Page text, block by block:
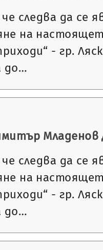
следва да се
на
- гр.
до…
следва да се
на
- гр.
до…